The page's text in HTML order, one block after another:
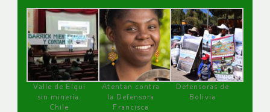
Valle de Elqui
sin minería.
Chile
Atentan contra
la Defensora
Francisca
Defensoras de
Bolivia